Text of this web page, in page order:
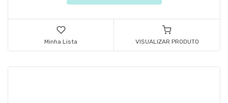
Minha Lista VISUALIZAR PRODUTO